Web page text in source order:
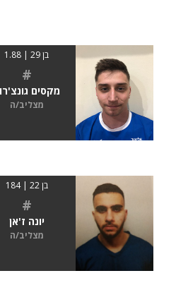
בן 29 | 1.88
#
מקסים
מצליב/ה
בן 22 | 184
#
יונה ז'אן
מצליב/ה